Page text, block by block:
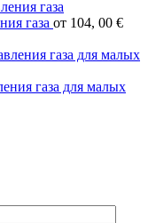
газа от 104, 00 €
газа для малых